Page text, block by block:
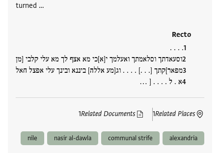
turned …
Recto
. . . .
וסעאדתך וסלאמתך ואעלמך י[א]כי מא אצף לך מא עלי קלבי [מן
מפאר]קתך [. . .] . . . . וג[מע אללה] ביננא ובינך עלי אפצל חאל
א . ל . . . . [ …
Related Places
1
Related Documents
1
alexandria
communal strife
nasir al-dawla
nile